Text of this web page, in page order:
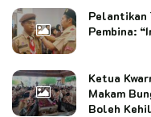
Pelantikan
Pembina:
Ketua
Makam
Boleh